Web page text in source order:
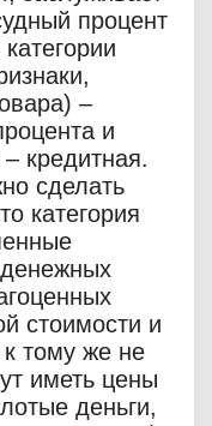
процент
–
и
кредитная.
сделать
категория
стоимости и
тому же не
иметь цены
деньги,